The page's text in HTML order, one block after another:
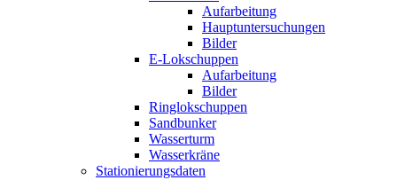
Aufarbeitung
Hauptuntersuchungen
Bilder
E-Lokschuppen
Aufarbeitung
Bilder
Ringlokschuppen
Sandbunker
Wasserturm
Wasserkräne
Stationierungsdaten